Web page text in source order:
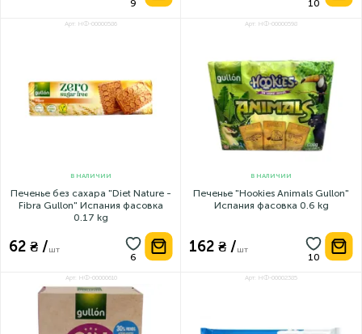
Арт: НФ-00000586
В НАЛИЧИИ
Печенье без сахара "Diet Nature -
Fibra Gullon" Испания фасовка
0.17 kg
62 ₴ /шт
Арт: НФ-00000598
В НАЛИЧИИ
Печенье "Hookies Animals Gullon"
Испания фасовка 0.6 kg
162 ₴ /шт
Арт: НФ-00000610 Арт: НФ-00002385